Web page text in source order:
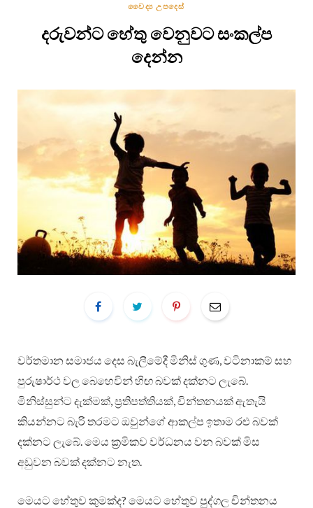
වෛද්‍ය උපදෙස්
දරුවන්ට හේතු වෙනුවට සංකල්ප
දෙන්න
වර්තමාන සමාජය දෙස බැලීමේදී මිනිස් ගුණ, වටිනාකම් සහ
පුරුෂාර්ථ වල බෙහෙවින් හිඟ බවක් දක්නට ලැබේ.
මිනිස්සුන්ට දැක්මක්, ප්‍රතිපත්තියක්, චින්තනයක් ඇතැයි
කියන්නට බැරි තරමට ඔවුන්ගේ ආකල්ප ඉතාම රළු බවක්
දක්නට ලැබේ. මෙය ක්‍රමිකව වර්ධනය වන බවක් මිස
අඩුවන බවක් දක්නට නැත.
මෙයට හේතුව කුමක්ද? මෙයට හේතුව පුද්ගල චින්තනය